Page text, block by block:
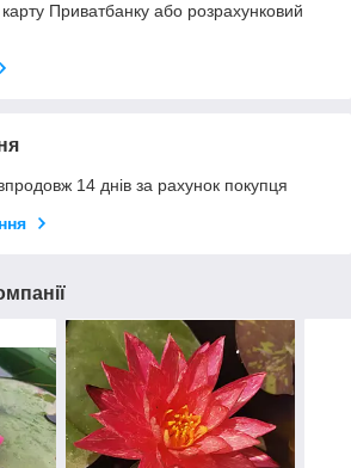
Приватбанку або розрахунковий
14 днів за рахунок покупця